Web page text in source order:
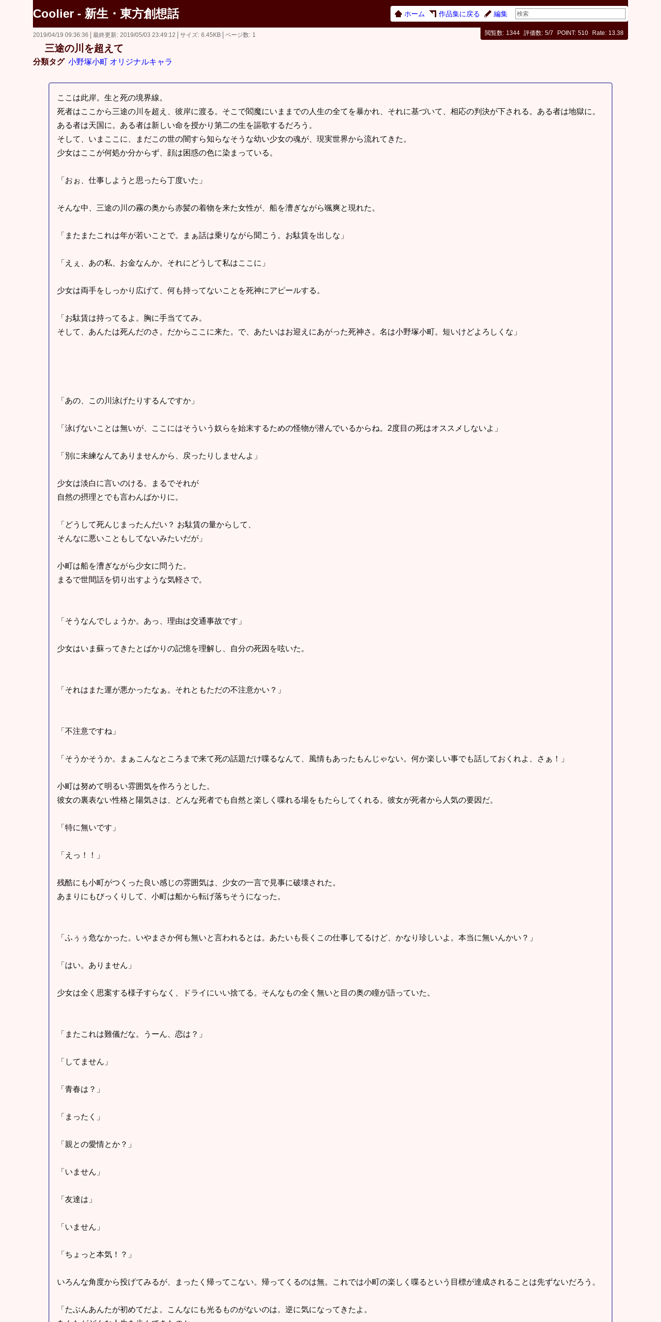
Coolier - 新生・東方創想話 ホーム 作品集に戻る 編集
三途の川を超えて
2019/04/19 09:36:36 最終更新 2019/05/03 23:49:12 サイズ 6.45KB ページ数 1 閲覧数 1344 評価数 5/7 POINT 510 Rate 13.38
分類タグ 小野塚小町 オリジナルキャラ
ここは此岸。生と死の境界線。
死者はここから三途の川を超え、彼岸に渡る。そこで閻魔にいままでの人生の全てを暴かれ、それに基づいて、相応の判決が下される。ある者は地獄に。
ある者は天国に。ある者は新しい命を授かり第二の生を謳歌するだろう。
そして、いまここに、まだこの世の闇すら知らなそうな幼い少女の魂が、現実世界から流れてきた。
少女はここが何処か分からず、顔は困惑の色に染まっている。
「おぉ、仕事しようと思ったら丁度いた」
そんな中、三途の川の霧の奥から赤髪の着物を来た女性が、船を漕ぎながら颯爽と現れた。
「またまたこれは年が若いことで。まぁ話は乗りながら聞こう。お駄賃を出しな」
「えぇ、あの私、お金なんか。それにどうして私はここに」
少女は両手をしっかり広げて、何も持ってないことを死神にアピールする。
「お駄賃は持ってるよ。胸に手当ててみ。
そして、あんたは死んだのさ。だからここに来た。で、あたいはお迎えにあがった死神さ。名は小野塚小町。短いけどよろしくな」
「あの、この川泳げたりするんですか」
「泳げないことは無いが、ここにはそういう奴らを始末するための怪物が潜んでいるからね。2度目の死はオススメしないよ」
「別に未練なんてありませんから、戻ったりしませんよ」
少女は淡白に言いのける。まるでそれが
自然の摂理とでも言わんばかりに。
「どうして死んじまったんだい？ お駄賃の量からして、
そんなに悪いこともしてないみたいだが」
小町は船を漕ぎながら少女に問うた。
まるで世間話を切り出すような気軽さで。
「そうなんでしょうか。あっ、理由は交通事故です」
少女はいま蘇ってきたとばかりの記憶を理解し、自分の死因を呟いた。
「それはまた運が悪かったなぁ。それともただの不注意かい？」
「不注意ですね」
「そうかそうか。まぁこんなところまで来て死の話題だけ喋るなんて、風情もあったもんじゃない。何か楽しい事でも話しておくれよ、さぁ！」
小町は努めて明るい雰囲気を作ろうとした。
彼女の裏表ない性格と陽気さは、どんな死者でも自然と楽しく喋れる場をもたらしてくれる。彼女が死者から人気の要因だ。
「特に無いです」
「えっ！！」
残酷にも小町がつくった良い感じの雰囲気は、少女の一言で見事に破壊された。
あまりにもびっくりして、小町は船から転げ落ちそうになった。
「ふぅぅ危なかった。いやまさか何も無いと言われるとは。あたいも長くこの仕事してるけど、かなり珍しいよ。本当に無いんかい？」
「はい。ありません」
少女は全く思案する様子すらなく、ドライにいい捨てる。そんなもの全く無いと目の奥の瞳が語っていた。
「またこれは難儀だな。うーん、恋は？」
「してません」
「青春は？」
「まったく」
「親との愛情とか？」
「いません」
「友達は」
「いません」
「ちょっと本気！？」
いろんな角度から投げてみるが、まったく帰ってこない。帰ってくるのは無。これでは小町の楽しく喋るという目標が達成されることは先ずないだろう。
「たぶんあんたが初めてだよ。こんなにも光るものがないのは。逆に気になってきたよ。